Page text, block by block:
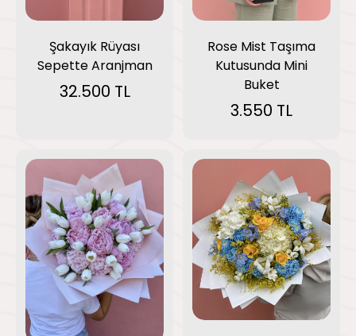
Şakayık Rüyası
Sepette Aranjman
32.500 TL
Rose Mist Taşıma
Kutusunda Mini
Buket
3.550 TL